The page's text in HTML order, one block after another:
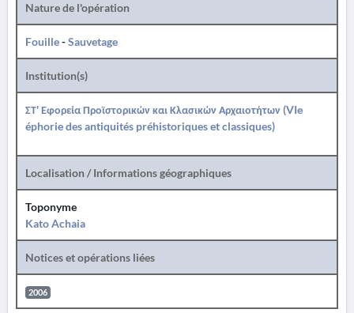
Nature de l'opération
Fouille-Sauvetage
Institution(s)
ΣΤ' Εφορεία Προϊστορικών και Κλασικών Αρχαιοτήτων (VIe
éphorie des antiquités préhistoriques et classiques)
Localisation / Informations géographiques
Toponyme
Kato Achaia
Notices et opérations liées
2006